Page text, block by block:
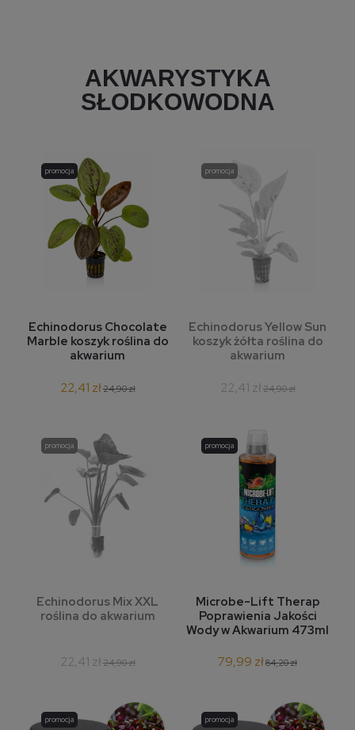
AKWARYSTYKA
SŁODKOWODNA
Echinodorus Chocolate
Marble koszyk roślina do
akwarium
22,41 zł24,90 zł
promocja
Echinodorus Yellow Sun
koszyk żółta roślina do
akwarium
22,41 zł 24,90 zł
promocja
Echinodorus Mix XXL
roślina do akwarium
22,41 zł 24,90 zł
promocja
Microbe-Lift Therap
Poprawienia Jakości
Wody w Akwarium 473ml
79,99 zł84,20 zł
promocja
promocja promocja